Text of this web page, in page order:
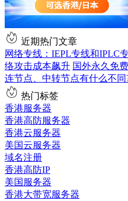
近期热门文章
网络专线：IEPL专线和IPLC
络攻击成本飙升 国外永久免
连节点、中转节点有什么不同
热门标签
香港服务器
香港高防服务器
香港云服务器
美国云服务器
域名注册
香港高防IP
美国服务器
香港大带宽服务器